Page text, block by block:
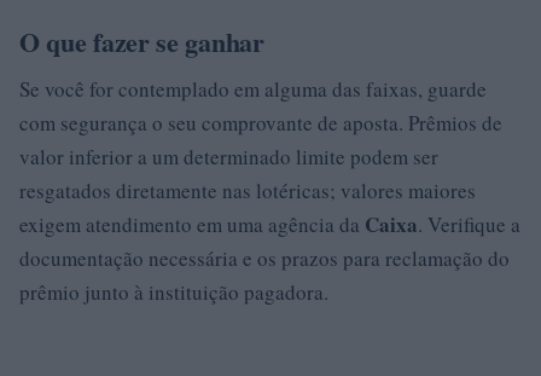
O que fazer se ganhar
Se você for contemplado em alguma das faixas, guarde
com segurança o seu comprovante de aposta. Prêmios de
valor inferior a um determinado limite podem ser
resgatados diretamente nas lotéricas; valores maiores
exigem atendimento em uma agência da Caixa. Verifique a
documentação necessária e os prazos para reclamação do
prêmio junto à instituição pagadora.